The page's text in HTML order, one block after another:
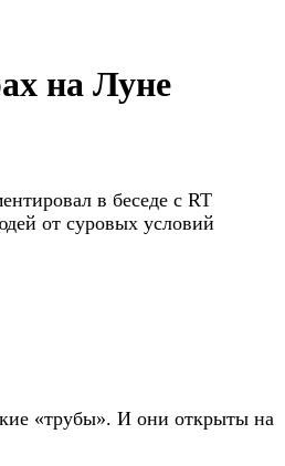
на Луне
в беседе с RT
от суровых условий
«трубы». И они открыты на